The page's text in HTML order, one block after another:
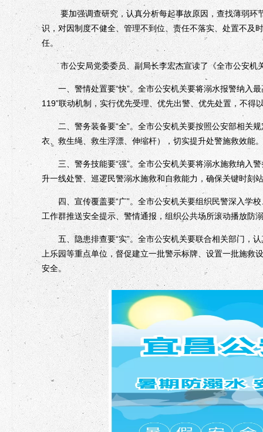
要加强调查研究，认真分析每起事故原因，查找薄弱环
识，对因制度不健全、管理不到位、责任不落实、处置不及
任。
市公安局党委委员、副局长李宏杰宣读了《全市公安机
一、警情处置要“快”。全市公安机关要将溺水报警纳入最
119”联动机制，实行优先受理、优先出警、优先处置，不得
二、警务装备要“全”。全市公安机关要按照公安部相关规
衣、救生绳、救生浮漂、伸缩杆），切实提升处警施救效能。
三、警务技能要“强”。全市公安机关要将溺水施救纳入
升一线处警、巡逻民警溺水施救和自救能力，确保关键时刻
四、宣传覆盖要“广”。全市公安机关要组织民警深入学
工作群推送安全提示、警情通报，组织公共场所滚动播放防
五、隐患排查要“实”。全市公安机关要联合相关部门，认
上乐园等重点单位，督促建立一批警示标牌、设置一批施
安全。